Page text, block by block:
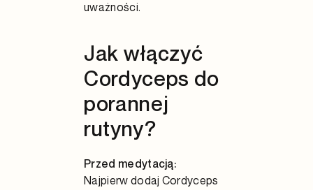
uważności.
Jak włączyć
Cordyceps do
porannej
rutyny?
Przed medytacją:
Najpierw dodaj Cordyceps